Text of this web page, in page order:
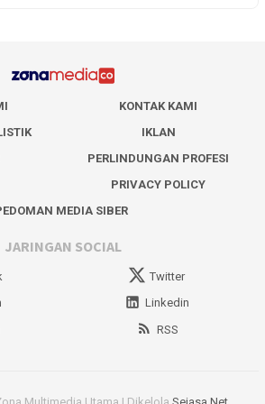
KONTAK KAMI
IKLAN
PERLINDUNGAN PROFESI
PRIVACY POLICY
MEDIA SIBER
JARINGAN SOCIAL
Twitter
Linkedin
RSS